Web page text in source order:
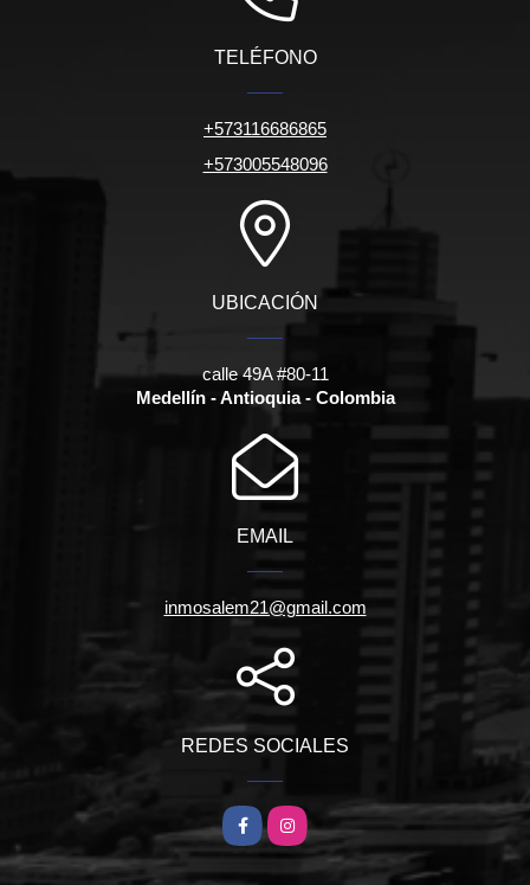
TELÉFONO
+573116686865
+573005548096
UBICACIÓN
calle 49A #80-11
Medellín - Antioquia - Colombia
EMAIL
inmosalem21@gmail.com
REDES SOCIALES
FacebookInstagram